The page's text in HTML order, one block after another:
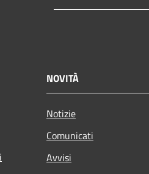
NOVITÀ
Notizie
Comunicati
Avvisi